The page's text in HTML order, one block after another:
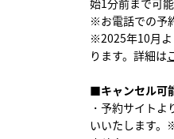
始1分前まで可能
※お電話での予
※2025年10月よ
ります。 詳細は
■キャンセル可
・予約サイト
いいたします。